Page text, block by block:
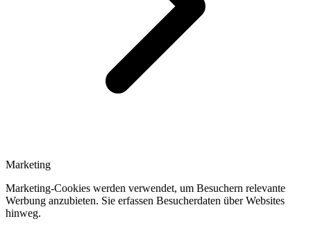
Marketing
Marketing-Cookies werden verwendet, um Besuchern relevante
Werbung anzubieten. Sie erfassen Besucherdaten über Websites
hinweg.